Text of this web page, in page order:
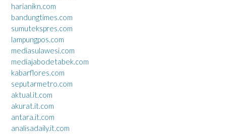
harianikn.com
bandungtimes.com
sumutekspres.com
lampungpos.com
mediasulawesi.com
mediajabodetabek.com
kabarflores.com
seputarmetro.com
aktual.it.com
akurat.it.com
antara.it.com
analisadaily.it.com